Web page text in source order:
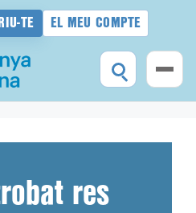
TE EL MEU COMPTE
res